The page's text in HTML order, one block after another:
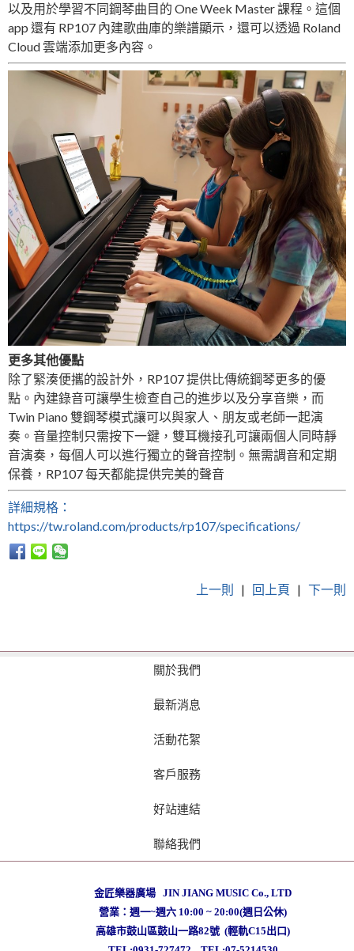
以及用於學習不同鋼琴曲目的 One Week Master 課程。這個
app 還有 RP107 內建歌曲庫的樂譜顯示，還可以透過 Roland
Cloud 雲端添加更多內容。
更多其他優點
除了緊湊便攜的設計外，RP107 提供比傳統鋼琴更多的優
點。內建錄音可讓學生檢查自己的進步以及分享音樂，而
Twin Piano 雙鋼琴模式讓可以與家人、朋友或老師一起演
奏。音量控制只需按下一鍵，雙耳機接孔可讓兩個人同時靜
音演奏，每個人可以進行獨立的聲音控制。無需調音和定期
保養，RP107 每天都能提供完美的聲音
詳細規格：
https://tw.roland.com/products/rp107/specifications/
上一則 | 回上頁 | 下一則
關於我們
最新消息
活動花絮
客戶服務
好站連結
聯絡我們
金匠樂器廣場 JIN JIANG MUSIC Co., LTD
營業：週一~週六 10:00 ~ 20:00(週日公休)
高雄市鼓山區鼓山一路82號 (輕軌C15出口)